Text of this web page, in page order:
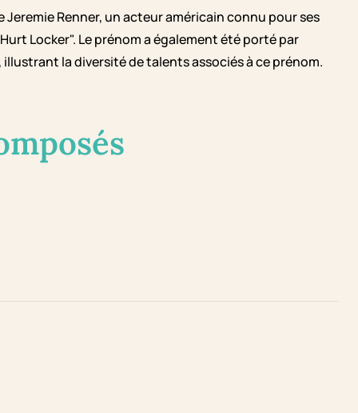
Renner, un acteur américain connu pour ses
Locker". Le prénom a également été porté par
la diversité de talents associés à ce prénom.